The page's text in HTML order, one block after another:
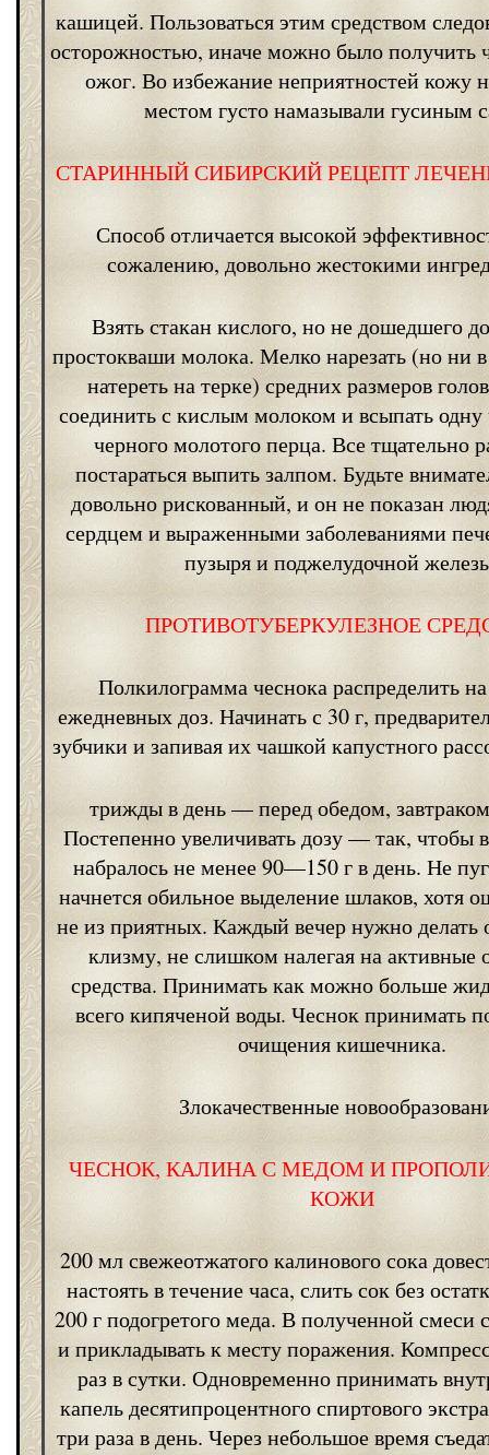
кашицей. Пользоваться этим средством
осторожностью, иначе можно было получить
ожог. Во избежание неприятностей кожу
местом густо намазывали гусиным
СТАРИННЫЙ СИБИРСКИЙ РЕЦЕПТ
Способ отличается высокой
сожалению, довольно жестокими
Взять стакан кислого, но не дошедшего
простокваши молока. Мелко нарезать (но ни
натереть на терке) средних размеров
соединить с кислым молоком и всыпать
черного молотого перца. Все тщательно
постараться выпить залпом. Будьте
довольно рискованный, и он не показан
сердцем и выраженными заболеваниями
пузыря и поджелудочной
ПРОТИВОТУБЕРКУЛЕЗНОЕ
Полкилограмма чеснока распределить
ежедневных доз. Начинать с 30 г,
зубчики и запивая их чашкой капустного
трижды в день — перед обедом,
Постепенно увеличивать дозу — так, чтобы
набралось не менее 90—150 г в день. Не
начнется обильное выделение шлаков, хотя
не из приятных. Каждый вечер нужно делать
клизму, не слишком налегая на
средства. Принимать как можно больше
всего кипяченой воды. Чеснок принимать
очищения кишечника.
Злокачественные
ЧЕСНОК, КАЛИНА С МЕДОМ И
КОЖИ
200 мл свежеотжатого калинового сока
настоять в течение часа, слить сок без
200 г подогретого меда. В полученной смеси
и прикладывать к месту поражения.
раз в сутки. Одновременно принимать
капель десятипроцентного спиртового
три раза в день. Через небольшое время